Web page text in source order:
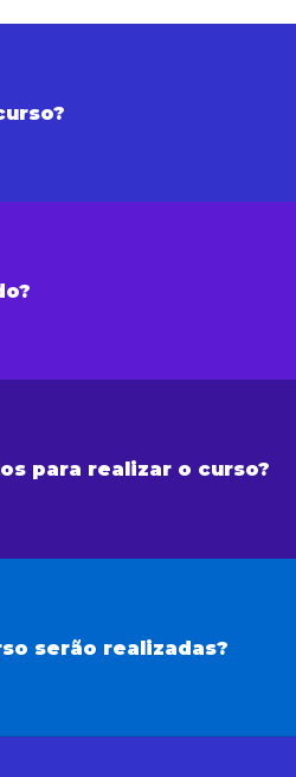
para realizar o curso?
serão realizadas?